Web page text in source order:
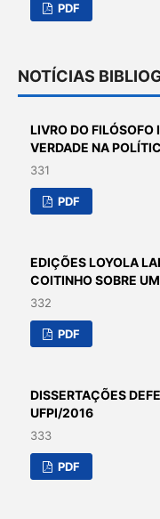
PDF
NOTÍCIAS
LIVRO DO FILÓSOFO
VERDADE NA
331
PDF
EDIÇÕES LOYOLA
COITINHO SOBRE
332
PDF
DISSERTAÇÕES
UFPI/2016
333
PDF